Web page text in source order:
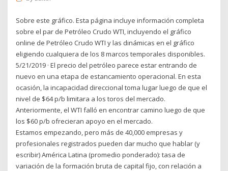
Sobre este gráfico. Esta página incluye información completa
sobre el par de Petróleo Crudo WTI, incluyendo el gráfico
online de Petróleo Crudo WTI y las dinámicas en el gráfico
eligiendo cualquiera de los 8 marcos temporales disponibles.
5/21/2019 · El precio del petróleo parece estar entrando de
nuevo en una etapa de estancamiento operacional. En esta
ocasión, la incapacidad direccional toma lugar luego de que el
nivel de $64 p/b limitara a los toros del mercado.
Anteriormente, el WTI falló en encontrar camino luego de que
los $60 p/b ofrecieran apoyo en el mercado.
Estamos empezando, pero más de 40,000 empresas y
profesionales registrados pueden dar mucho que hablar (y
escribir) América Latina (promedio ponderado): tasa de
variación de la formación bruta de capital fijo, con relación a